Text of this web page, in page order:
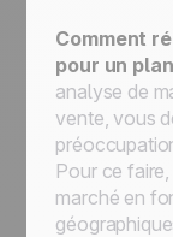
Comment
pour un
analyse de
vente, vous
Pour ce
marché en